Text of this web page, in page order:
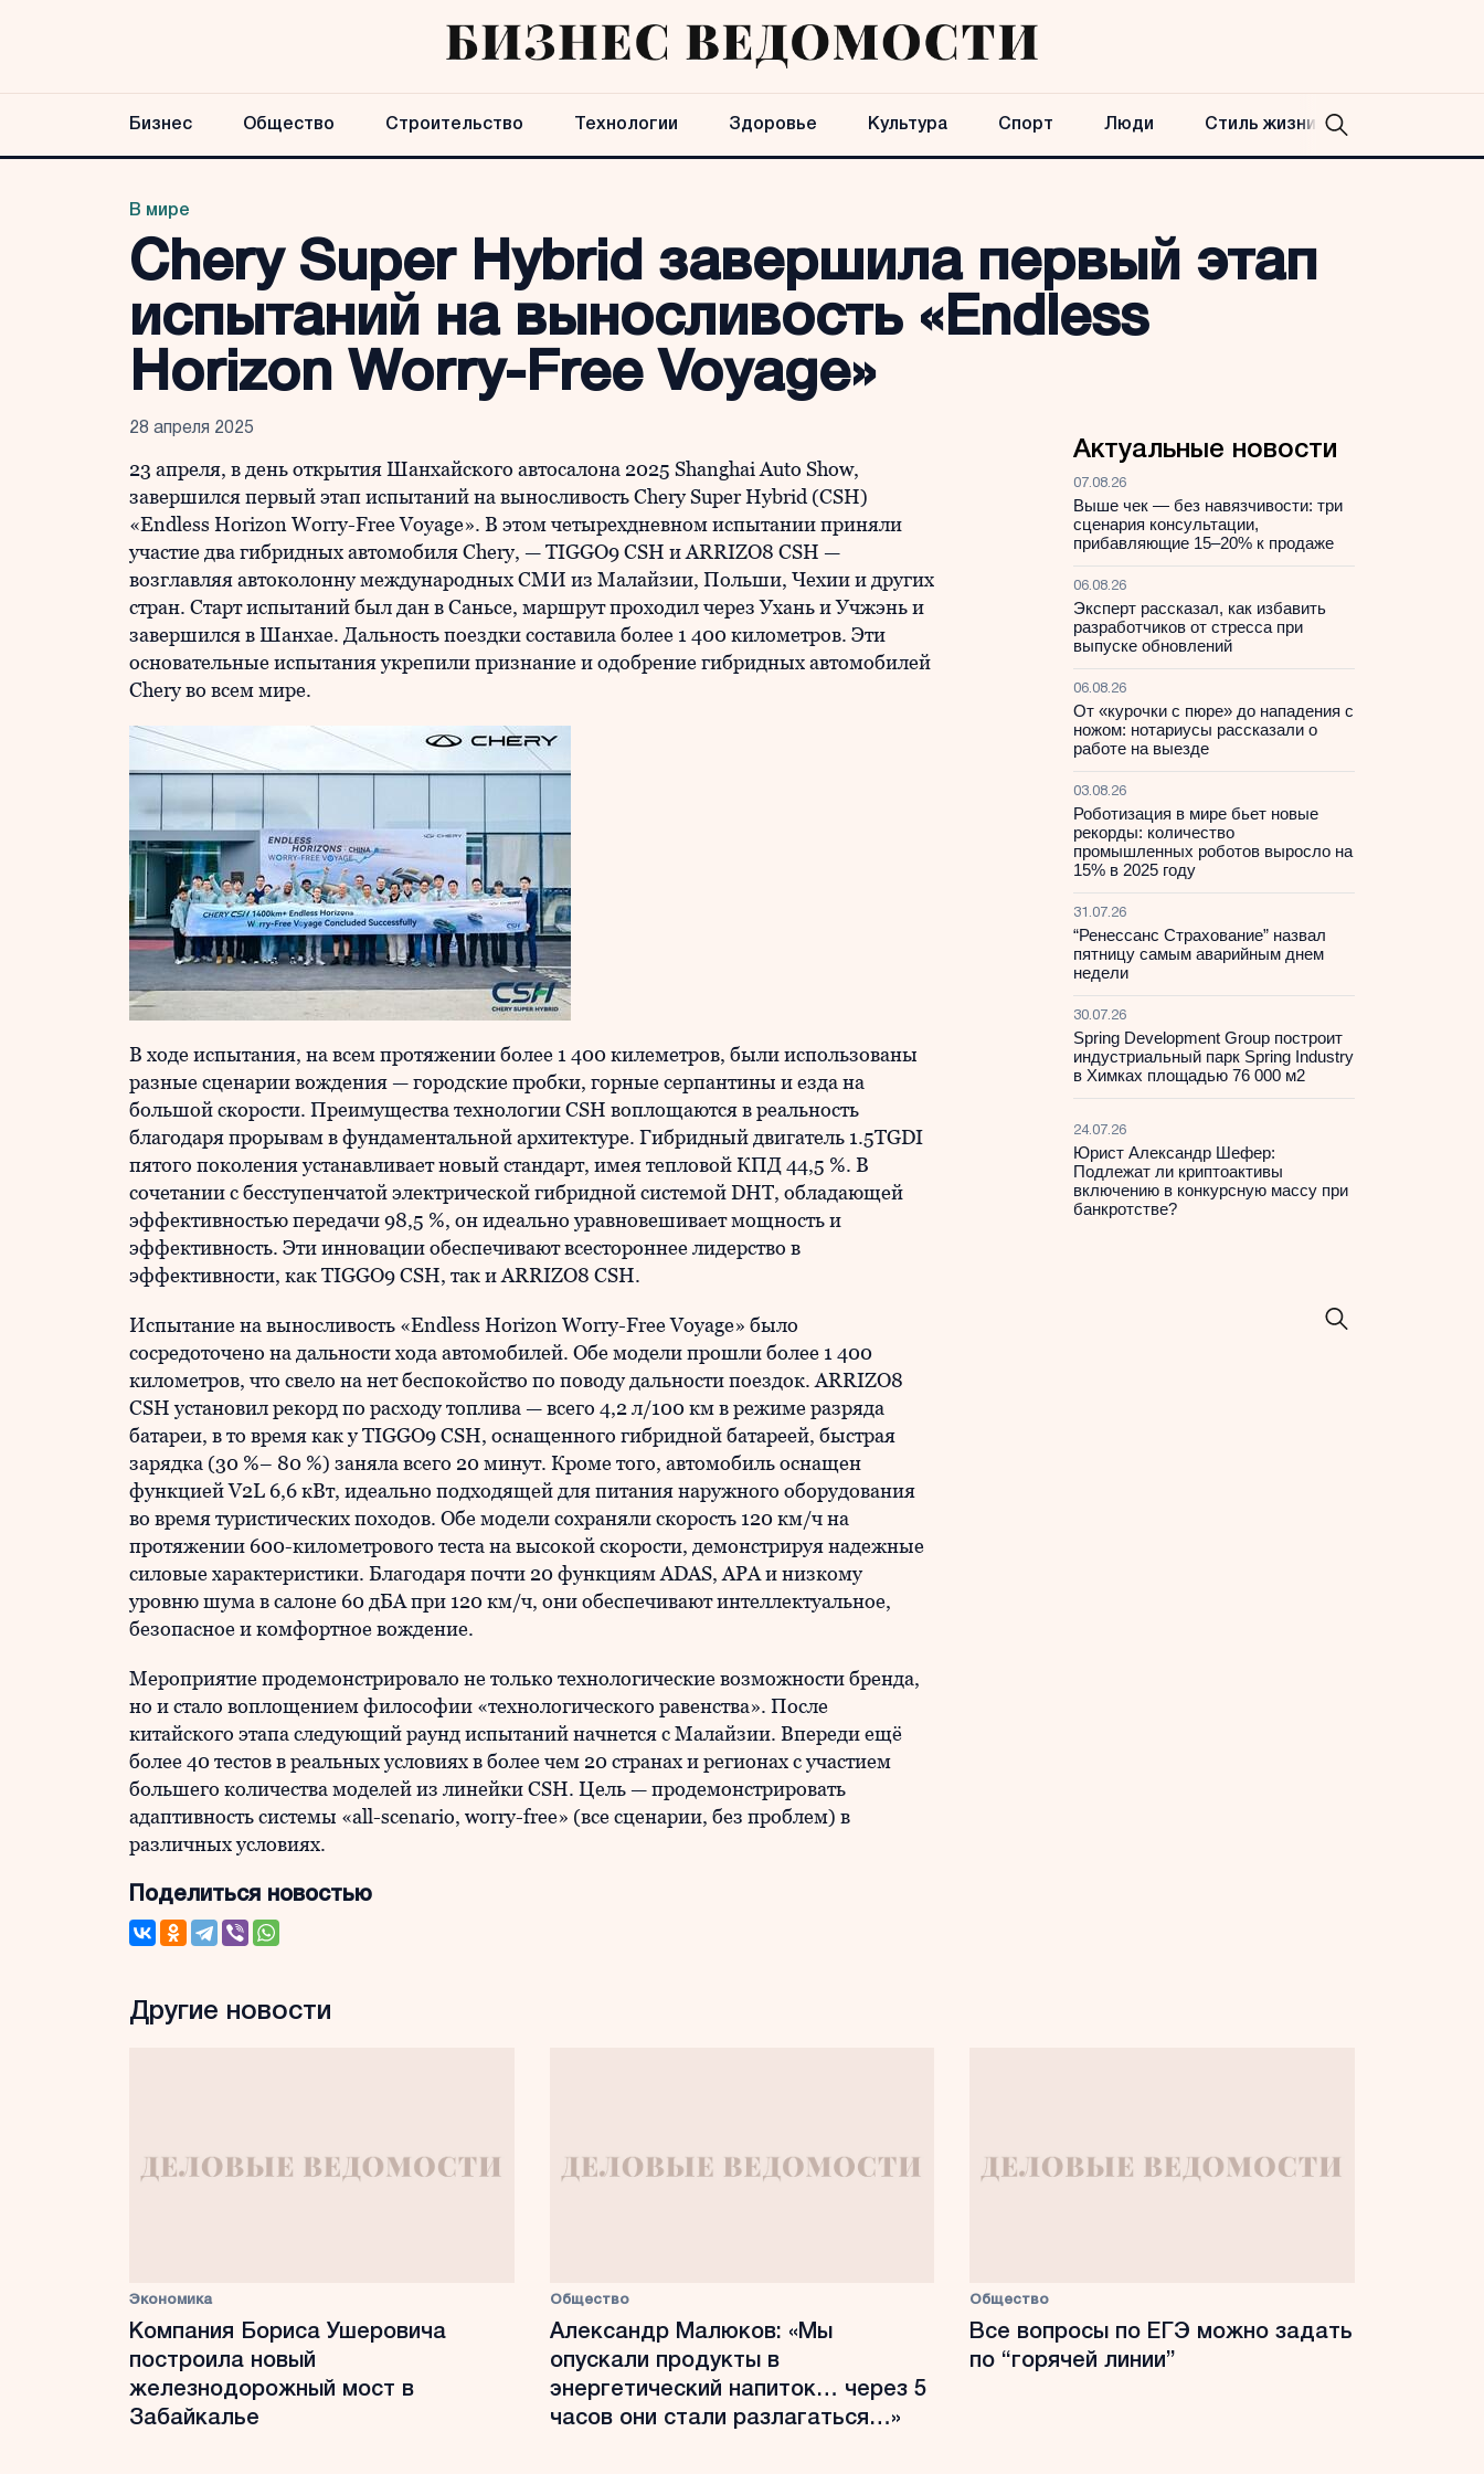
Бизнес Общество Строительство Технологии Здоровье Культура Спорт Люди Стиль жизни
В мире
Chery Super Hybrid завершила первый этап
испытаний на выносливость «Endless
Horizon Worry-Free Voyage»
28 апреля 2025
23 апреля, в день открытия Шанхайского автосалона 2025 Shanghai Auto Show,
завершился первый этап испытаний на выносливость Chery Super Hybrid (CSH)
«Endless Horizon Worry-Free Voyage». В этом четырехдневном испытании приняли
участие два гибридных автомобиля Chery, — TIGGO9 CSH и ARRIZO8 CSH —
возглавляя автоколонну международных СМИ из Малайзии, Польши, Чехии и других
стран. Старт испытаний был дан в Саньсе, маршрут проходил через Ухань и Учжэнь и
завершился в Шанхае. Дальность поездки составила более 1 400 километров. Эти
основательные испытания укрепили признание и одобрение гибридных автомобилей
Chery во всем мире.
В ходе испытания, на всем протяжении более 1 400 килеметров, были использованы
разные сценарии вождения — городские пробки, горные серпантины и езда на
большой скорости. Преимущества технологии CSH воплощаются в реальность
благодаря прорывам в фундаментальной архитектуре. Гибридный двигатель 1.5TGDI
пятого поколения устанавливает новый стандарт, имея тепловой КПД 44,5 %. В
сочетании с бесступенчатой электрической гибридной системой DHT, обладающей
эффективностью передачи 98,5 %, он идеально уравновешивает мощность и
эффективность. Эти инновации обеспечивают всестороннее лидерство в
эффективности, как TIGGO9 CSH, так и ARRIZO8 CSH.
Испытание на выносливость «Endless Horizon Worry-Free Voyage» было
сосредоточено на дальности хода автомобилей. Обе модели прошли более 1 400
километров, что свело на нет беспокойство по поводу дальности поездок. ARRIZO8
CSH установил рекорд по расходу топлива — всего 4,2 л/100 км в режиме разряда
батареи, в то время как у TIGGO9 CSH, оснащенного гибридной батареей, быстрая
зарядка (30 %– 80 %) заняла всего 20 минут. Кроме того, автомобиль оснащен
функцией V2L 6,6 кВт, идеально подходящей для питания наружного оборудования
во время туристических походов. Обе модели сохраняли скорость 120 км/ч на
протяжении 600-километрового теста на высокой скорости, демонстрируя надежные
силовые характеристики. Благодаря почти 20 функциям ADAS, APA и низкому
уровню шума в салоне 60 дБА при 120 км/ч, они обеспечивают интеллектуальное,
безопасное и комфортное вождение.
Мероприятие продемонстрировало не только технологические возможности бренда,
но и стало воплощением философии «технологического равенства». После
китайского этапа следующий раунд испытаний начнется с Малайзии. Впереди ещё
более 40 тестов в реальных условиях в более чем 20 странах и регионах с участием
большего количества моделей из линейки CSH. Цель — продемонстрировать
адаптивность системы «all-scenario, worry-free» (все сценарии, без проблем) в
различных условиях.
Поделиться новостью
Актуальные новости
07.08.26
Выше чек — без навязчивости: три
сценария консультации,
прибавляющие 15–20% к продаже
06.08.26
Эксперт рассказал, как избавить
разработчиков от стресса при
выпуске обновлений
06.08.26
От «курочки с пюре» до нападения с
ножом: нотариусы рассказали о
работе на выезде
03.08.26
Роботизация в мире бьет новые
рекорды: количество
промышленных роботов выросло на
15% в 2025 году
31.07.26
“Ренессанс Страхование” назвал
пятницу самым аварийным днем
недели
30.07.26
Spring Development Group построит
индустриальный парк Spring Industry
в Химках площадью 76 000 м2
24.07.26
Юрист Александр Шефер:
Подлежат ли криптоактивы
включению в конкурсную массу при
банкротстве?
Другие новости
Экономика
Компания Бориса Ушеровича
построила новый
железнодорожный мост в
Забайкалье
Общество
Александр Малюков: «Мы
опускали продукты в
энергетический напиток… через 5
часов они стали разлагаться…»
Общество
Все вопросы по ЕГЭ можно задать
по “горячей линии”